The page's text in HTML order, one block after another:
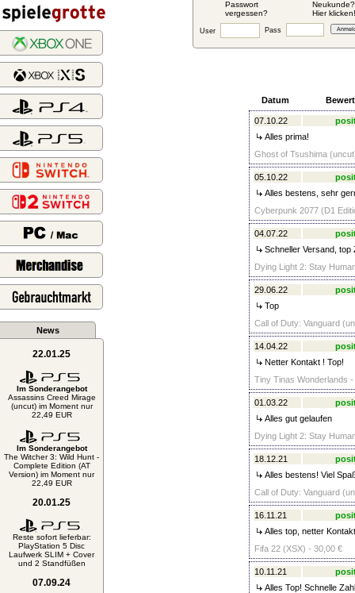
Passwort
vergessen?
Neukunde?
Hier klicken!
User Pass
News
22.01.25
Im Sonderangebot
Assassins Creed Mirage
(uncut) im Moment nur
22,49 EUR
Im Sonderangebot
The Witcher 3: Wild Hunt -
Complete Edition (AT
Version) im Moment nur
22,49 EUR
20.01.25
Reste sofort lieferbar:
PlayStation 5 Disc
Laufwerk SLIM + Cover
und 2 Standfüßen
07.09.24
Datum
07.10.22
Alles prima!
Ghost of Tsushima
05.10.22
Alles bestens, sehr
Cyberpunk 2077 (D1
04.07.22
Schneller Versand, top
Dying Light 2: Stay
29.06.22
Top
Call of Duty: Vanguard
14.04.22
Netter Kontakt ! Top!
Tiny Tinas Wonderlands
01.03.22
Alles gut gelaufen
Dying Light 2: Stay
18.12.21
Alles bestens! Viel
Call of Duty: Vanguard
16.11.21
Alles top, netter
Fifa 22 (XSX) - 30,00 €
10.11.21
Alles Top! Schnelle